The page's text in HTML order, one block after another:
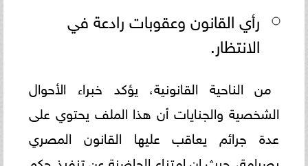
رأي القانون وعقوبات رادعة في
الانتظار.
من الناحية القانونية، يؤكد خبراء الأحوال
الشخصية والجنايات أن هذا الملف يحتوي على
عدة جرائم يعاقب عليها القانون المصري
بصرامة، حيث إن امتناع الحاضنة عن تنفيذ حكم